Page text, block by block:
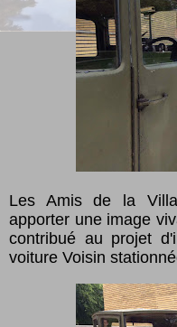
Les Amis de la
apporter une image
contribué au projet
voiture Voisin